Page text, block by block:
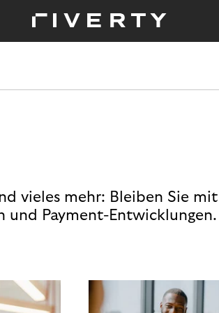
vieles mehr: Bleiben Sie
und Payment-Entwicklungen.